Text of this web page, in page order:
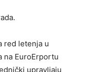
red letenja u
na EuroErportu
upravljaju